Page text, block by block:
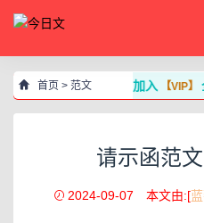
首页 > 范文 加入 【VIP
请示函范
2024-09-07 本文由:[